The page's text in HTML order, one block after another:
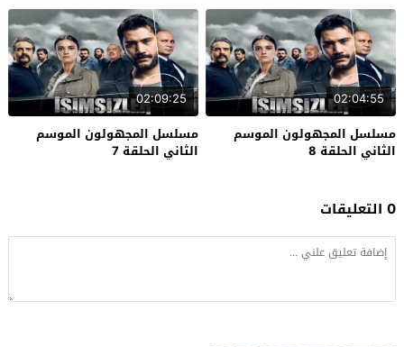
02:04:55
مسلسل المجهولون الموسم
الثاني الحلقة 8
02:09:25
مسلسل المجهولون الموسم
الثاني الحلقة 7
0 التعليقات